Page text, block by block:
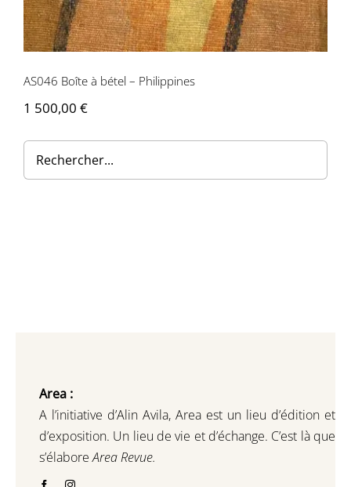
Contactez-nous
AS046 Boîte à bétel – Philippines
1 500,00 €
Area :
A l’initiative d’Alin Avila, Area est un lieu d’édition et
d’exposition. Un lieu de vie et d’échange. C’est là que
s’élaboreArea Revue.